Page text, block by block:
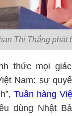
Thị Thắng phát
thức mọi
Nam: sự
Tuần hàng
dùng Nhật